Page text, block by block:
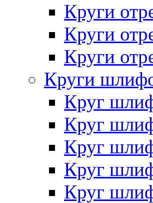
Круги
Круги
Круги
Круги
Круг
Круг
Круг
Круг
Круг